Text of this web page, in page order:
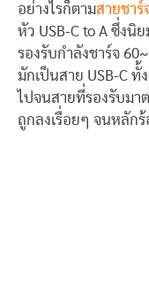
อย่างไรก็ตามสายชาร์
หัว USB-C to A ซึ่งนิ
รองรับกำลังชาร์จ
มักเป็นสาย USB-C ทั้
ไปจนสายที่รองรับมา
ถูกลงเรื่อยๆ จนหลัก